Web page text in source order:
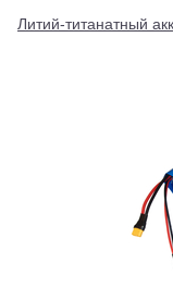
Литий-титанатный